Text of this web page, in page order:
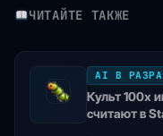
ЧИТАЙТЕ ТАКЖЕ
AI В
Культ 100x
считают в